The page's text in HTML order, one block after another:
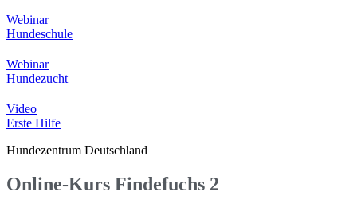
Webinar
Hundeschule
Webinar
Hundezucht
Video
Erste Hilfe
Hundezentrum Deutschland
Online-Kurs Findefuchs 2